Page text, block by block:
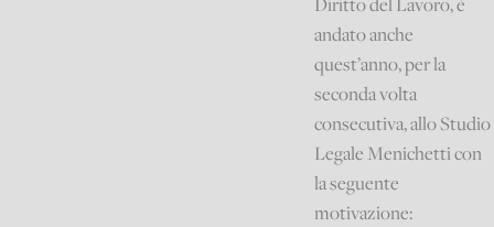
Diritto del Lavoro, è
andato anche
quest’anno, per la
seconda volta
consecutiva, allo Studio
Legale Menichetti con
la seguente
motivazione: